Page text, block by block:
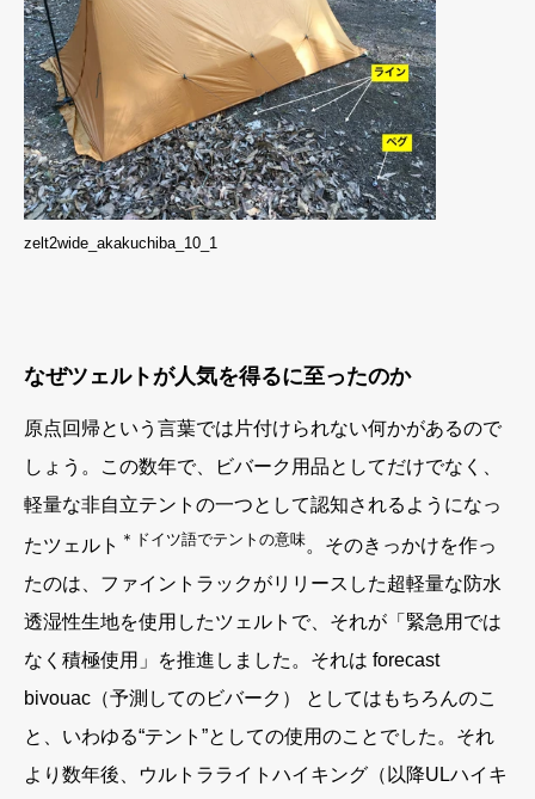
zelt2wide_akakuchiba_10_1
なぜツェルトが人気を得るに至ったのか
原点回帰という言葉では片付けられない何かがあるので
しょう。この数年で、ビバーク用品としてだけでなく、
軽量な非自立テントの一つとして認知されるようになっ
たツェルト ＊ドイツ語でテントの意味。そのきっかけを作っ
たのは、ファイントラックがリリースした超軽量な防水
透湿性生地を使用したツェルトで、それが「緊急用では
なく積極使用」を推進しました。それは forecast
bivouac（予測してのビバーク） としてはもちろんのこ
と、いわゆる“テント”としての使用のことでした。それ
より数年後、ウルトラライトハイキング（以降ULハイキ